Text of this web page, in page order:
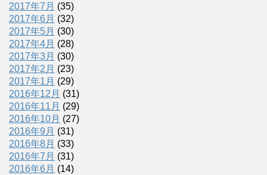
2017年7月 (35)
2017年6月 (32)
2017年5月 (30)
2017年4月 (28)
2017年3月 (30)
2017年2月 (23)
2017年1月 (29)
2016年12月 (31)
2016年11月 (29)
2016年10月 (27)
2016年9月 (31)
2016年8月 (33)
2016年7月 (31)
2016年6月 (14)